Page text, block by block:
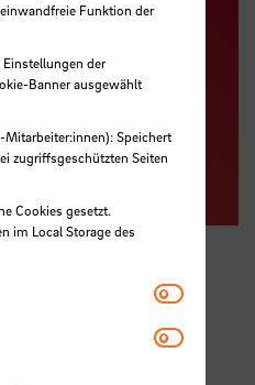
Funktion der
der
Banner ausgewählt
Mitarbeiter:innen): Speichert
zugriffsgeschützten Seiten
Cookies gesetzt.
im Local Storage des
Matomo
Youtube